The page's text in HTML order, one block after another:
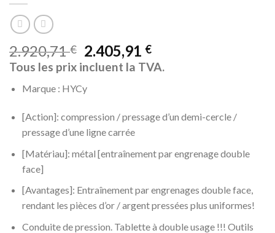
2.920,71€ 2.405,91 €
Tous les prix incluent la TVA.
Marque : HYCy
[Action]: compression / pressage d’un demi-cercle /
pressage d’une ligne carrée
[Matériau]: métal [entraînement par engrenage double
face]
[Avantages]: Entraînement par engrenages double face,
rendant les pièces d’or / argent pressées plus uniformes!
Conduite de pression. Tablette à double usage !!! Outils